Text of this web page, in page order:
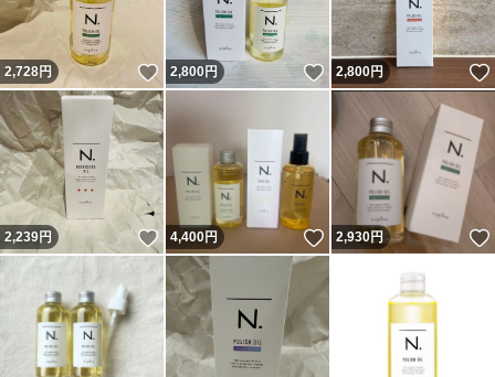
2,728円 いいね！
2,800円 いいね！
2,800円
2,239円 いいね！
4,400円 いいね！
2,930円